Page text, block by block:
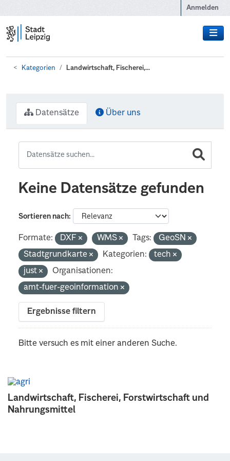
Anmelden
Kategorien Landwirtschaft, Fischerei,...
Landwirtschaft, Fischerei, Forstwirtschaft und
Nahrungsmittel
Datensätze Über uns
Keine Datensätze gefunden
Sortieren nach
Formate: DXF WMS Tags:
GeoSN
Stadtgrundkarte
Kategorien:
tech
just
Organisationen:
amt-fuer-geoinformation
Ergebnisse filtern
Bitte versuch es mit einer anderen Suche.